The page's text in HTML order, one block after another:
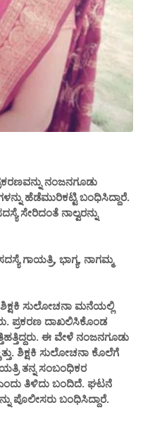
ನಂಜನಗೂಡು
ಹೆಡೆಮುರಿಕಟ್ಟಿ ಬಂಧಿಸಿದ್ದಾರೆ.
ಸೇರಿದಂತೆ ನಾಲ್ವರನ್ನು
ಗಾಯತ್ರಿ, ಭಾಗ್ಯ, ನಾಗಮ್ಮ
ಸುಲೋಚನಾ ಮನೆಯಲ್ಲಿ
ಪ್ರಕರಣ ದಾಖಲಿಸಿಕೊಂಡ
ಈ ವೇಳೆ ನಂಜನಗೂಡು
ಶಿಕ್ಷಕಿ ಸುಲೋಚನಾ ಕೊಲೆಗೆ
ತನ್ನ ಸಂಬಂಧಿಕರ
ತಿಳಿದು ಬಂದಿದೆ. ಘಟನೆ
ಪೊಲೀಸರು ಬಂಧಿಸಿದ್ದಾರೆ.